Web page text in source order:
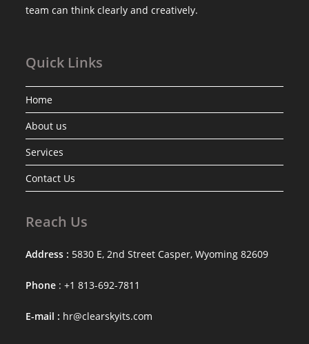
team can think clearly and creatively.
Quick Links
Home
About us
Services
Contact Us
Reach Us
Address : 5830 E, 2nd Street Casper, Wyoming 82609
Phone : +1 813-692-7811
E-mail : hr@clearskyits.com